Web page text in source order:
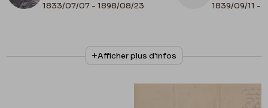
1833/07/07 - 1898/08/23 1839/09/11 -
N° d'inventaire
II/6655/470/20
Collationnage
Autographe
Afficher plus d'infos